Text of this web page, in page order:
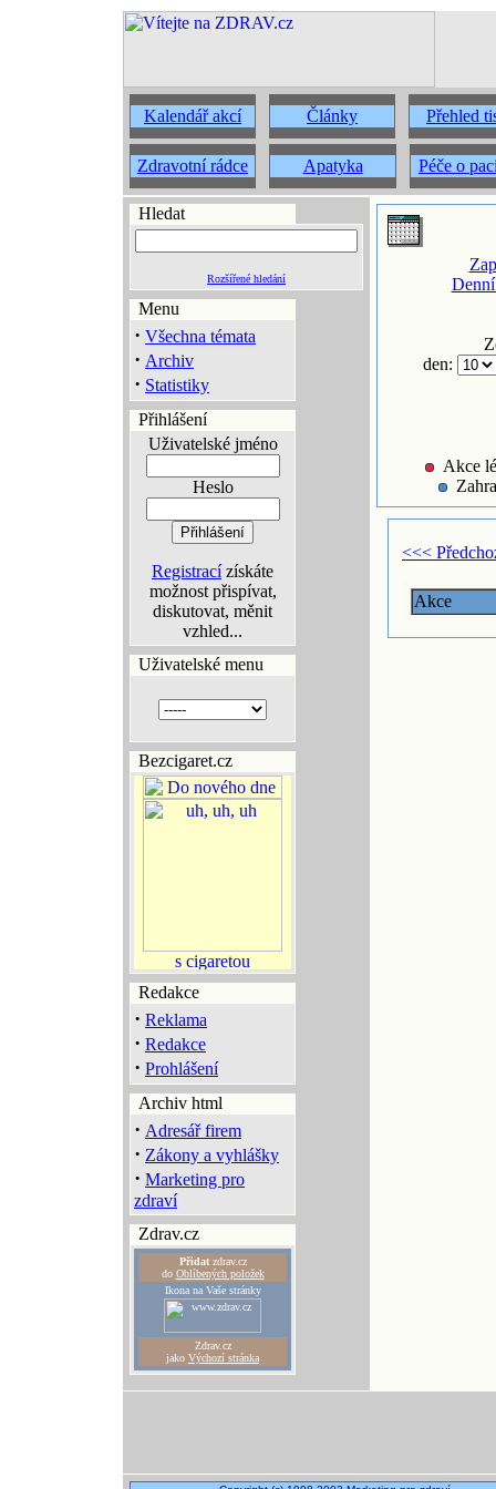
Kalendář akcí Články Přehled
Zdravotní rádce Apatyka Péče o
Hledat
Rozšířené hledání
Menu
· Všechna témata
· Archiv
· Statistiky
Přihlášení
Uživatelské jméno
Heslo
Registracízískáte
možnost přispívat,
diskutovat, měnit
vzhled...
Uživatelské menu
Bezcigaret.cz
Redakce
· Reklama
· Redakce
· Prohlášení
Archiv html
· Adresář firem
· Zákony a vyhlášky
· Marketing pro
zdraví
Zdrav.cz
Přidatzdrav.cz
do Oblíbených položek
Ikona na Vaše stránky
Zdrav.cz
jako Výchozí stránka
den:
Akce
<<<
Akce